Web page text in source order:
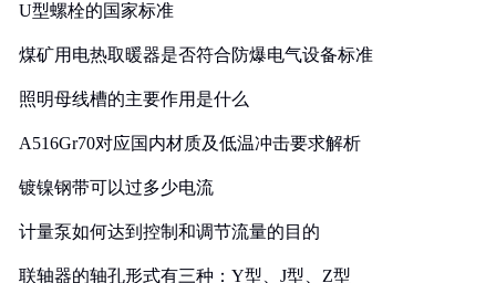
U型螺栓的国家标准
煤矿用电热取暖器是否符合防爆电气设备标准
照明母线槽的主要作用是什么
A516Gr70对应国内材质及低温冲击要求解析
镀镍钢带可以过多少电流
计量泵如何达到控制和调节流量的目的
联轴器的轴孔形式有三种：Y型、J型、Z型